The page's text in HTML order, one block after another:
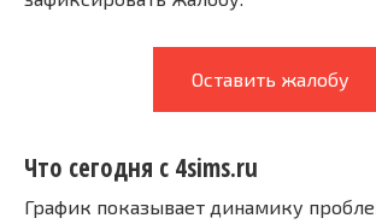
Оставить жалобу
Что сегодня с 4sims.ru
График показывает динамику